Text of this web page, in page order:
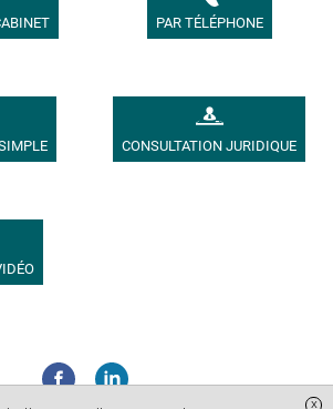
PAR TÉLÉPHONE
CONSULTATION JURIDIQUE
x